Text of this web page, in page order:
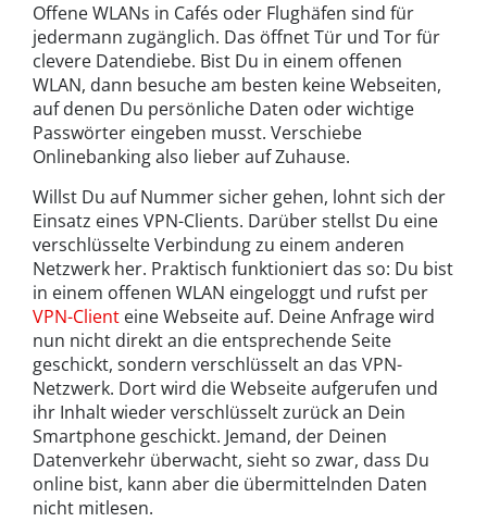
Offene WLANs in Cafés oder Flughäfen sind für
jedermann zugänglich. Das öffnet Tür und Tor für
clevere Datendiebe. Bist Du in einem offenen
WLAN, dann besuche am besten keine Webseiten,
auf denen Du persönliche Daten oder wichtige
Passwörter eingeben musst. Verschiebe
Onlinebanking also lieber auf Zuhause.
Willst Du auf Nummer sicher gehen, lohnt sich der
Einsatz eines VPN-Clients. Darüber stellst Du eine
verschlüsselte Verbindung zu einem anderen
Netzwerk her. Praktisch funktioniert das so: Du bist
in einem offenen WLAN eingeloggt und rufst per
VPN-Client eine Webseite auf. Deine Anfrage wird
nun nicht direkt an die entsprechende Seite
geschickt, sondern verschlüsselt an das VPN-
Netzwerk. Dort wird die Webseite aufgerufen und
ihr Inhalt wieder verschlüsselt zurück an Dein
Smartphone geschickt. Jemand, der Deinen
Datenverkehr überwacht, sieht so zwar, dass Du
online bist, kann aber die übermittelnden Daten
nicht mitlesen.